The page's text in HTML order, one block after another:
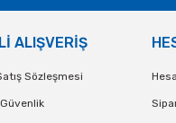
500,00 TL
ALIŞVERİŞ
Sözleşmesi